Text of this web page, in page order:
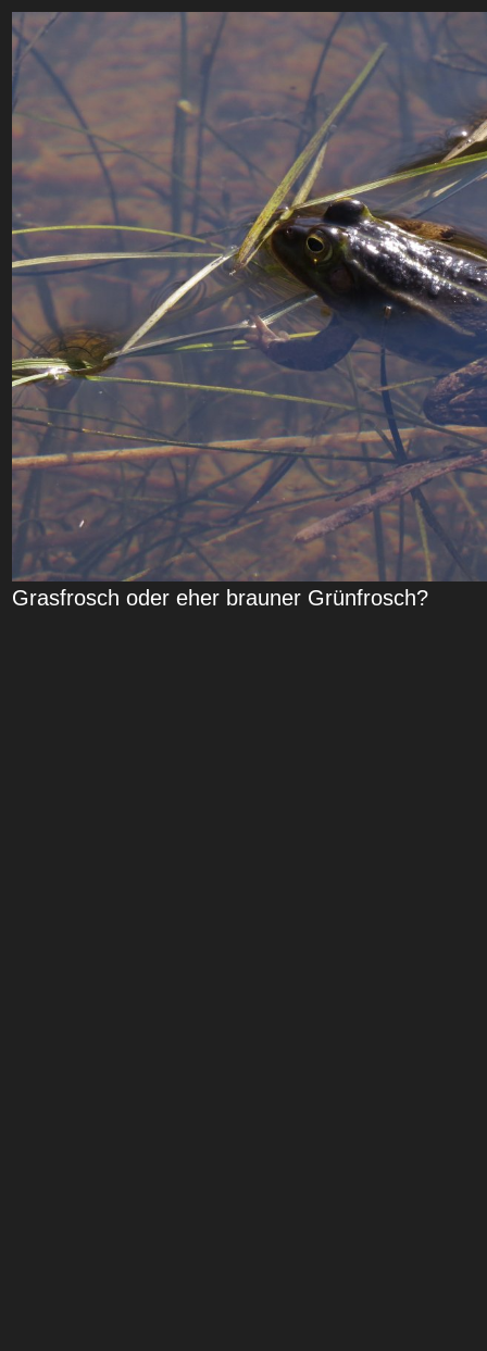
Grasfrosch oder eher brauner Grünfrosch?